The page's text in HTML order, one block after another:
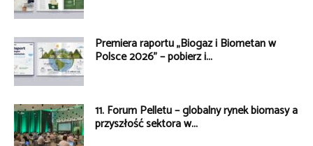
Premiera raportu „Biogaz i Biometan w
Polsce 2026” – pobierz i...
11. Forum Pelletu – globalny rynek biomasy a
przyszłość sektora w...